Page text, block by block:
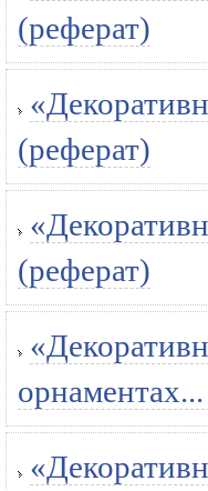
(реферат)
(реферат)
(реферат)